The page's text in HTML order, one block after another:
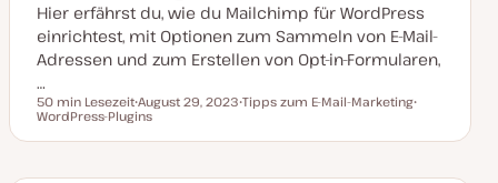
s
e
r
Hier erfährst du, wie du Mailchimp für WordPress
einrichtest, mit Optionen zum Sammeln von E-Mail-
Adressen und zum Erstellen von Opt-in-Formularen,
…
Lesezeit
50 min Lesezeit
D
t
m
August 29, 2023
e
a
Tipps zum E-Mail-Marketing
e
a
WordPress-Plugins